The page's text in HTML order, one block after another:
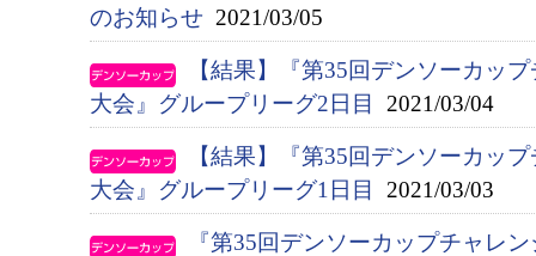
のお知らせ 2021/03/05
【結果】『第35回デンソーカッ
大会』グループリーグ2日目
2021/03/04
【結果】『第35回デンソーカッ
大会』グループリーグ1日目
2021/03/03
『第35回デンソーカップチャレ